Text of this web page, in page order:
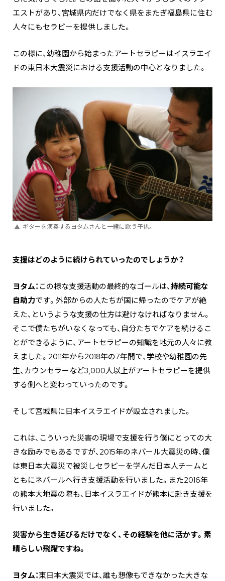
エストがあり、宮城県内だけでなく県をまたぎ福島県に住む
人々にもセラピーを提供しました。
この様に、幼稚園から始まったアートセラピーはイスラエイ
ドの東日本大震災における支援活動の中心となりました。
ギターを演奏するヨタムさんと一緒に歌う子供。
―――支援はどのように続けられていったのでしょうか？
ヨタム： この様な支援活動の最終的なゴールは、持続可能な
自助力です。外部からの人たちが国に帰ったのでケアが絶
えた、というような支援の仕方は避けなければなりません。
そこで僕たちがいなくなっても、自分たちでケアを続けるこ
とができるように、アートセラピーの知識を地元の人々に教
えました。2011年から2018年の7年間で、学校や幼稚園の先
生、カウンセラーなど3,000人以上がアートセラピーを提供
する側へと変わっていったのです。
そして宮城県に日本イスラエイドが設立されました。
これは、こういった災害の現場で支援を行う僕にとっての大
きな励みでもあるですが、2015年のネパール大震災の時、僕
は東日本大震災で被災しセラピーを学んだ日本人チームと
ともにネパールへ行き支援活動を行いました。また2016年
の熊本大地震の際も、日本イスラエイドが熊本に赴き支援を
行いました。
―――災害から生き延びるだけでなく、その経験を他に活かす。素
晴らしい飛躍ですね。
ヨタム：東日本大震災では、誰も想像もできなかった大きな